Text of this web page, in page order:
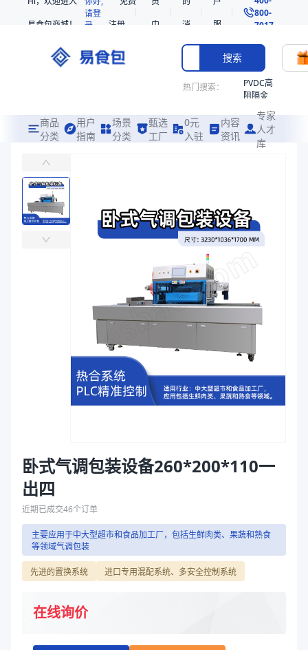
易食包商城！
请登
录
注册
中
消
息
服
务
800-
7017
搜索
热门搜索：
PVDC高
阻隔金
共挤热
收缩袋
收缩袋
221360
烤箱袋
袋
拉伸膜
商品
分类
用户
指南
场景
分类
甄选
工厂
0元
入驻
内容
资讯
专家
人才
库
主要应用于中大型超市和食品加工厂，包括生鲜肉类、果蔬和熟食等领
易食包（EPAK）专注于卧式气调包装设备260*200*110一出四包装，
产品卖点：先进的置换系统、进口专用混配系统、多安全控制系统
应用场景：主要应用于中大型超市和食品加工厂，包括生鲜肉类、果蔬
卧式气调包装设备
德国威特（WITT）混配器
德国威特（WITT）混配器
卧式气调包装设备260*200*110一
出四
近期已成交46个订单
主要应用于中大型超市和食品加工厂，包括生鲜肉类、果蔬和熟食
等领域气调包装
先进的置换系统 进口专用混配系统、多安全控制系统
在线询价